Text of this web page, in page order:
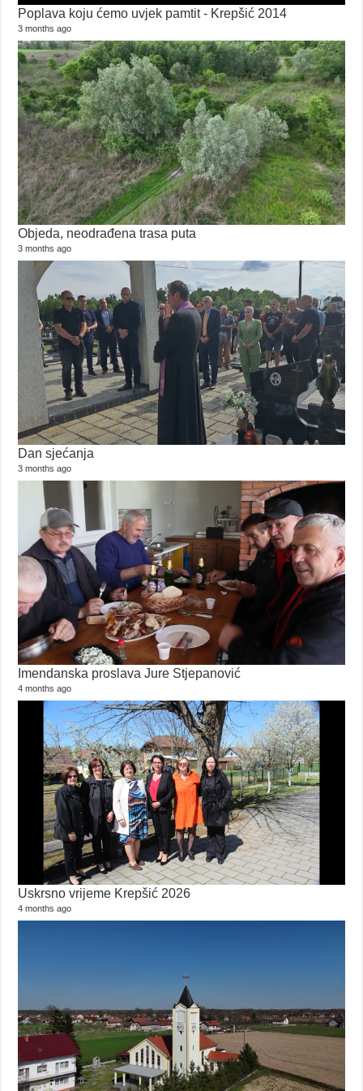
Poplava koju ćemo uvjek pamtit - Krepšić 2014
3 months ago
Objeda, neodrađena trasa puta
3 months ago
Dan sjećanja
3 months ago
Imendanska proslava Jure Stjepanović
4 months ago
Uskrsno vrijeme Krepšić 2026
4 months ago
0